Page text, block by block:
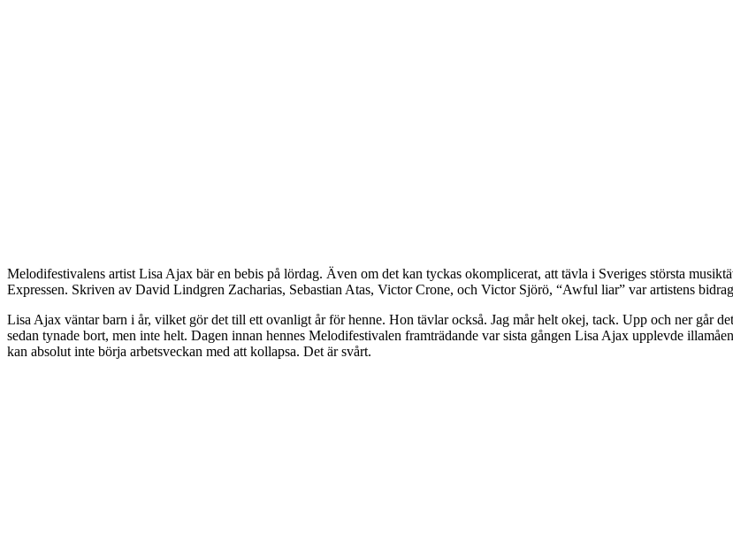
Melodifestivalens artist Lisa Ajax bär en bebis på lördag. Även om det kan tyckas okomplicerat, att tävla i Sveriges största
Expressen. Skriven av David Lindgren Zacharias, Sebastian Atas, Victor Crone, och Victor Sjörö, “Awful liar” var artistens
Lisa Ajax väntar barn i år, vilket gör det till ett ovanligt år för henne. Hon tävlar också. Jag mår helt okej, tack. Upp och ner går
sedan tynade bort, men inte helt. Dagen innan hennes Melodifestivalen framträdande var sista gången Lisa Ajax upplevde
kan absolut inte börja arbetsveckan med att kollapsa. Det är svårt.